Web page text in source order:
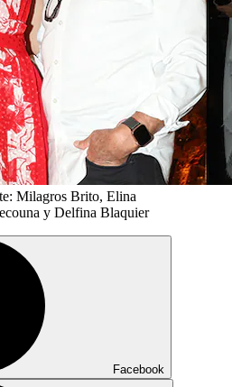
Milagros Brito, Elina
y Delfina Blaquier
Facebook